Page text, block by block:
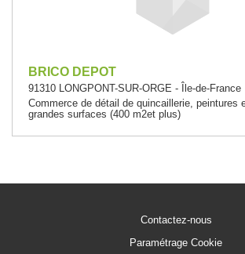
BRICO DEPOT
91310 LONGPONT-SUR-ORGE - Île-de-France
Commerce de détail de quincaillerie, peintures
grandes surfaces (400 m2et plus)
Contactez-nous
Paramétrage Cookie